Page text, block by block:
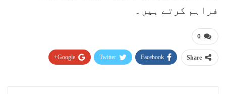
فراہم کرتے ہیں۔
0
Share
Facebook
Twitter
Google+